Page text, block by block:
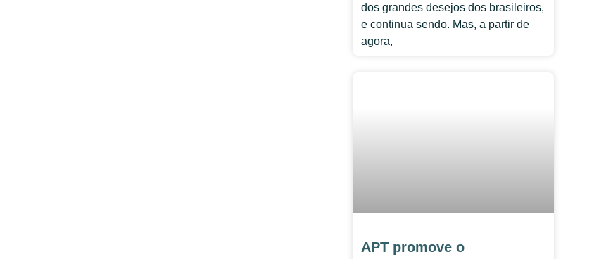
dos grandes desejos dos brasileiros,
e continua sendo. Mas, a partir de
agora,
APT promove o